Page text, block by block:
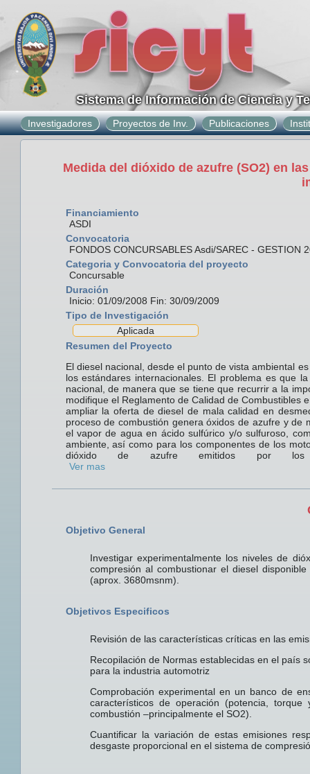
Sistema de Información de Ciencia y
Investigadores Proyectos de Inv. Publicaciones
Medida del dióxido de azufre (SO2) en
Financiamiento
ASDI
Convocatoria
FONDOS CONCURSABLES Asdi/SAREC - GESTION
Categoria y Convocatoria del proyecto
Concursable
Duración
Inicio: 01/09/2008 Fin: 30/09/2009
Tipo de Investigación
Aplicada
Resumen del Proyecto
El diesel nacional, desde el punto de vista ambiental
los estándares internacionales. El problema es que
nacional, de manera que se tiene que recurrir a la
modifique el Reglamento de Calidad de Combustibles
ampliar la oferta de diesel de mala calidad en
proceso de combustión genera óxidos de azufre y
el vapor de agua en ácido sulfúrico y/o sulfuroso,
ambiente, así como para los componentes de los
dióxido de azufre emitidos por los
Ver mas
Objetivo General
Investigar experimentalmente los niveles de
compresión al combustionar el diesel
(aprox. 3680msnm).
Objetivos Especificos
Revisión de las características críticas en las
Recopilación de Normas establecidas en el país
para la industria automotriz
Comprobación experimental en un banco de
característicos de operación (potencia,
combustión –principalmente el SO2).
Cuantificar la variación de estas emisiones
desgaste proporcional en el sistema de